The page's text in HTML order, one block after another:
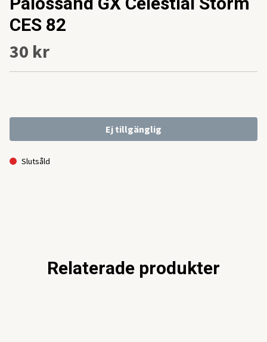
CES 82
30 kr
Ej tillgänglig
Slutsåld
Relaterade produkter